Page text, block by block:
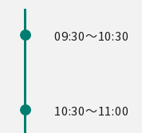
09:30～10:30
10:30～11:00